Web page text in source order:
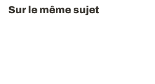
Sur le même sujet